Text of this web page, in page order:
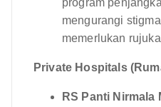
mengurangi
memerlukan
Private Hospitals
RS Panti Nirmala